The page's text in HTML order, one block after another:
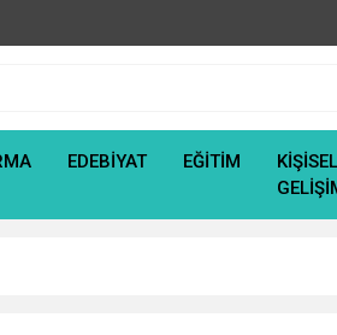
EDEBİYAT EĞİTİM
KİŞİSEL